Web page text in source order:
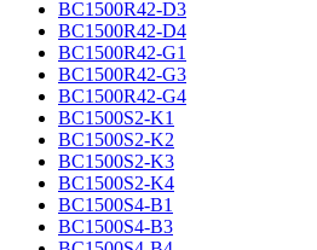
BC1500R42-D3
BC1500R42-D4
BC1500R42-G1
BC1500R42-G3
BC1500R42-G4
BC1500S2-K1
BC1500S2-K2
BC1500S2-K3
BC1500S2-K4
BC1500S4-B1
BC1500S4-B3